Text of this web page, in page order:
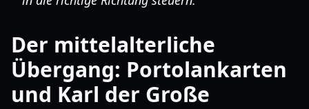
Der mittelalterliche
Übergang: Portolankarten
und Karl der Große